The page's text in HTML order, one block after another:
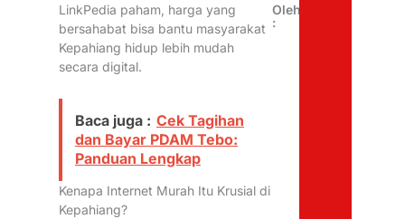
LinkPedia paham, harga yang
bersahabat bisa bantu masyarakat
Kepahiang hidup lebih mudah
secara digital.
Baca juga : Cek Tagihan
dan Bayar PDAM Tebo:
Panduan Lengkap
Kenapa Internet Murah Itu Krusial di
Kepahiang?
Oleh
: